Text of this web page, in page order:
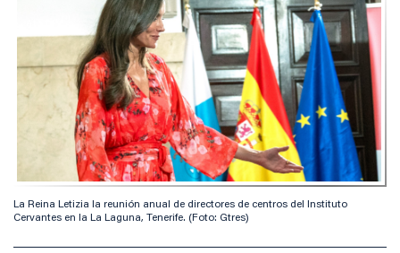
La Reina Letizia la reunión anual de directores de centros del Instituto
Cervantes en la La Laguna, Tenerife. (Foto: Gtres)